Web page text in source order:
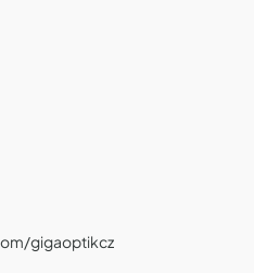
gigaoptikcz